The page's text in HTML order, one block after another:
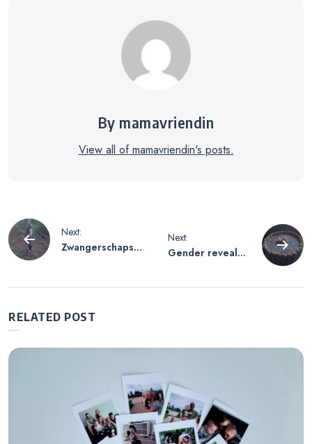
By mamavriendin
View all of mamavriendin's posts.
Bericht
navigatie
Next:
Zwangerschapsu
Next:
Gender reveal
RELATED POST